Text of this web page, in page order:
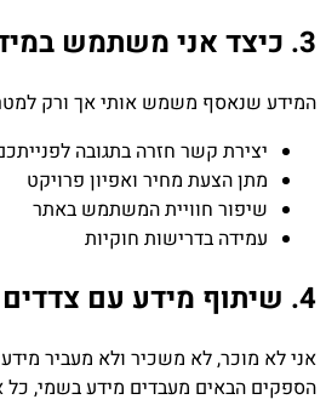
3. כיצד אני משתמש במידע
המידע שנאסף משמש אותי אך ורק
יצירת קשר חזרה בתגובה
מתן הצעת מחיר ואפיון פרויקט
שיפור חוויית המשתמש באתר
עמידה בדרישות חוקיות
4. שיתוף מידע עם צדדים שלישיים
אני לא מוכר, לא משכיר ולא מעביר
הספקים הבאים מעבדים מידע בשמי,